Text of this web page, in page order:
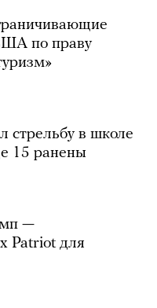
по праву
стрельбу в школе
15 ранены
—
Patriot для